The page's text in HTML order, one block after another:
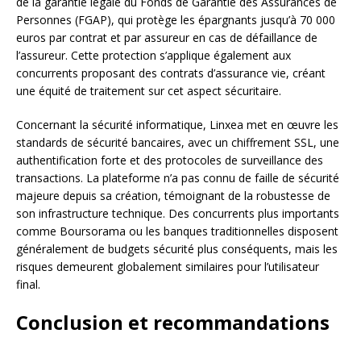
Personnes (FGAP), qui protège les épargnants jusqu’à 70 000
euros par contrat et par assureur en cas de défaillance de
l’assureur. Cette protection s’applique également aux
concurrents proposant des contrats d’assurance vie, créant
une équité de traitement sur cet aspect sécuritaire.
Concernant la sécurité informatique, Linxea met en œuvre les
standards de sécurité bancaires, avec un chiffrement SSL, une
authentification forte et des protocoles de surveillance des
transactions. La plateforme n’a pas connu de faille de sécurité
majeure depuis sa création, témoignant de la robustesse de
son infrastructure technique. Des concurrents plus importants
comme Boursorama ou les banques traditionnelles disposent
généralement de budgets sécurité plus conséquents, mais les
risques demeurent globalement similaires pour l’utilisateur
final.
Conclusion et recommandations